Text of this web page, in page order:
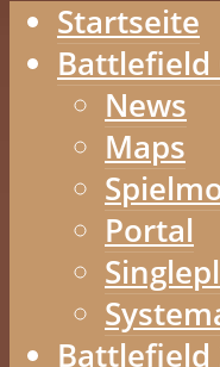
Startseite
Battlefield
News
Maps
Portal
Battlefield